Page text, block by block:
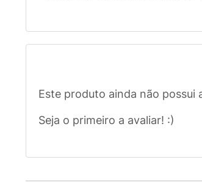
Este produto ainda não possui
Seja o primeiro a avaliar! :)